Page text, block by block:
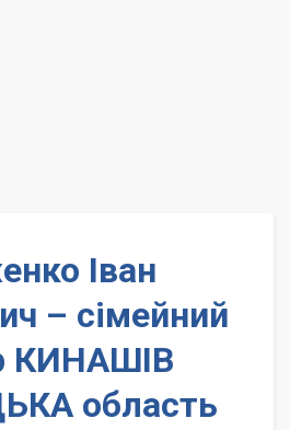
Іван
– сімейний
КИНАШІВ
область